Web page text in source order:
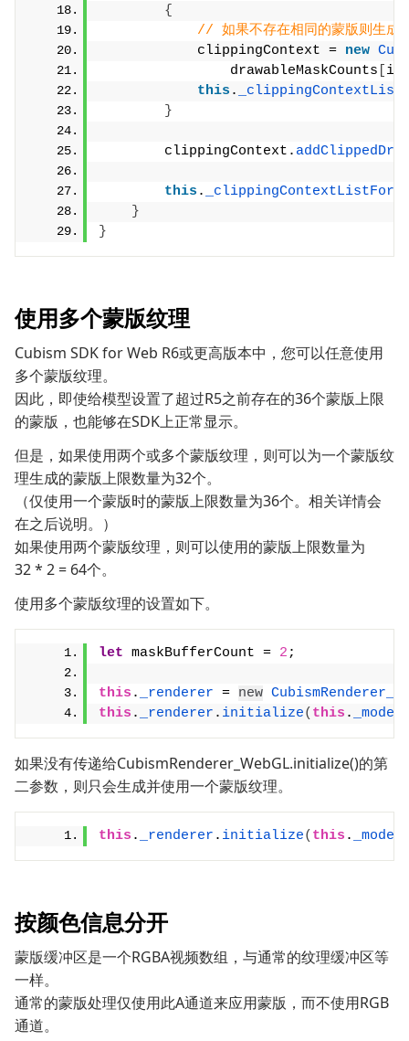
{
// 如果不存在相同的蒙版则生成
            clippingContext =
new
                drawableMaskCounts
i
this .
}
        clippingContext.
this .
}
}
使用多个蒙版纹理
Cubism SDK for Web R6或更高版本中，您可以任意使用
多个蒙版纹理。
因此，即使给模型设置了超过R5之前存在的36个蒙版上限
的蒙版，也能够在SDK上正常显示。
但是，如果使用两个或多个蒙版纹理，则可以为一个蒙版纹
理生成的蒙版上限数量为32个。
（仅使用一个蒙版时的蒙版上限数量为36个。相关详情会
在之后说明。）
如果使用两个蒙版纹理，则可以使用的蒙版上限数量为
32 * 2 = 64个。
使用多个蒙版纹理的设置如下。
let maskBufferCount = 2 ;
this . _renderer = new
this . _renderer . initialize( this . _model
如果没有传递给CubismRenderer_WebGL.initialize()的第
二参数，则只会生成并使用一个蒙版纹理。
this . _renderer . initialize( this . _model
按颜色信息分开
蒙版缓冲区是一个RGBA视频数组，与通常的纹理缓冲区等
一样。
通常的蒙版处理仅使用此A通道来应用蒙版，而不使用RGB
通道。